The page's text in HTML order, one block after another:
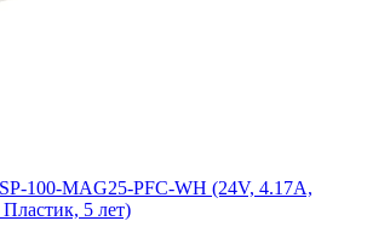
100-MAG25-PFC-WH (24V, 4.17A,
5 лет)